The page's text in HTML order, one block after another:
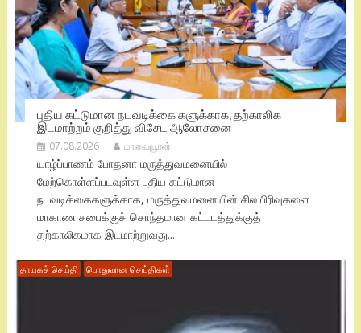
புதிய கட்டுமான நடவடிக்கை களுக்காக, தற்காலிக
இடமாற்றம் குறித்து விசேட ஆலோசனை
07.08.2026 மாவையூரன்
யாழ்ப்பாணம் போதனா மருத்துவமனையில்
மேற்கொள்ளப்படவுள்ள புதிய கட்டுமான
நடவடிக்கைகளுக்காக, மருத்துவமனையின் சில பிரிவுகளை
மாகாண சபைக்குச் சொந்தமான கட்டடத்துக்குத்
தற்காலிகமாக இடமாற்றுவது...
தாயகச் செய்தி பொதுவான செய்திகள்